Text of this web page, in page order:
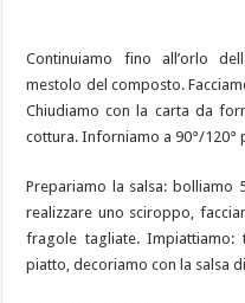
Continuiamo fino all’orlo
mestolo del composto.
Chiudiamo con la carta da
cottura. Inforniamo a 90°/120°
Prepariamo la salsa: bolliamo
realizzare uno sciroppo,
fragole tagliate. Impiattiamo:
piatto, decoriamo con la salsa